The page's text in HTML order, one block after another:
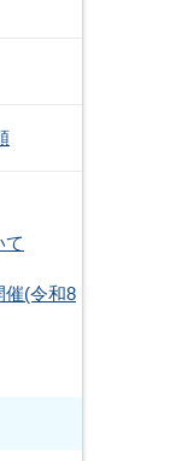
て
催(令和8